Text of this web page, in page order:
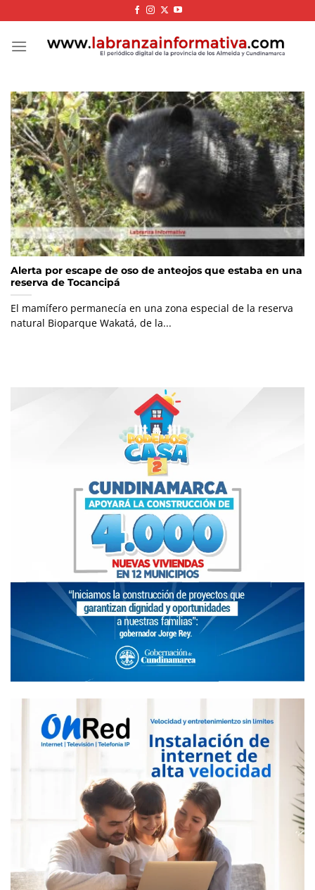
to
content
Alerta por escape de oso de anteojos que estaba en una
reserva de Tocancipá
El mamífero permanecía en una zona especial de la reserva
natural Bioparque Wakatá, de la...